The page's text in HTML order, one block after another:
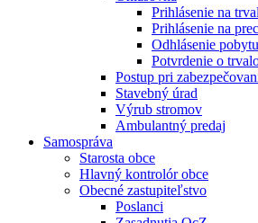
Prihlásenie na
Prihlásenie na
Odhlásenie pobytu
Potvrdenie o
Postup pri
Stavebný úrad
Výrub stromov
Ambulantný predaj
Samospráva
Starosta obce
Hlavný kontrolór obce
Obecné zastupiteľstvo
Poslanci